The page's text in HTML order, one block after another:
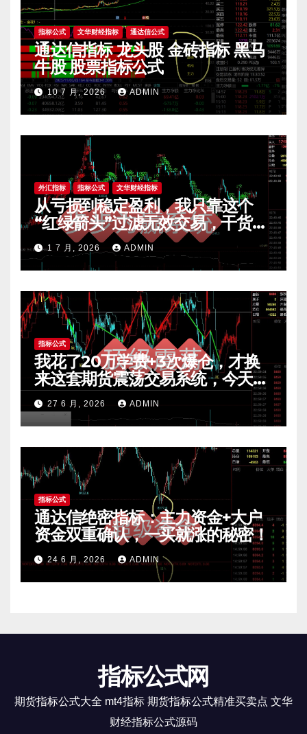
指标公式 文华财经指标 通达信公式
通达信指标 龙头股 金砖指标 黑马
牛股 股票指标公式
10 7 月, 2026 ADMIN
外汇指标 指标公式 文华财经指标
从亏损到稳定盈利，我只靠这个
“红绿箭头”过滤无效交易，干货全
公开 mt4指标
1 7 月, 2026 ADMIN
指标公式
我花了20万学费+3次爆仓，才换
来这套期货震荡交易系统，今天免
费公开核心逻辑
27 6 月, 2026 ADMIN
指标公式
通达信绝密指标：主力资金+大户
资金双重确认，一买就涨的秘密！
24 6 月, 2026 ADMIN
指标公式网
期货指标公式大全 mt4指标 期货指标公式精准买卖点 文华
财经指标公式源码